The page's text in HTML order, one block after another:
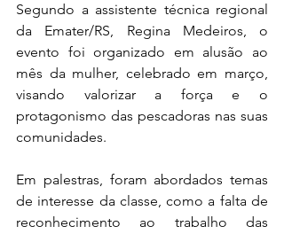
Segundo a assistente técnica regional
da Emater/RS, Regina Medeiros, o
evento foi organizado em alusão ao
mês da mulher, celebrado em março,
visando valorizar a força e o
protagonismo das pescadoras nas suas
comunidades.
Em palestras, foram abordados temas
de interesse da classe, como a falta de
reconhecimento ao trabalho das